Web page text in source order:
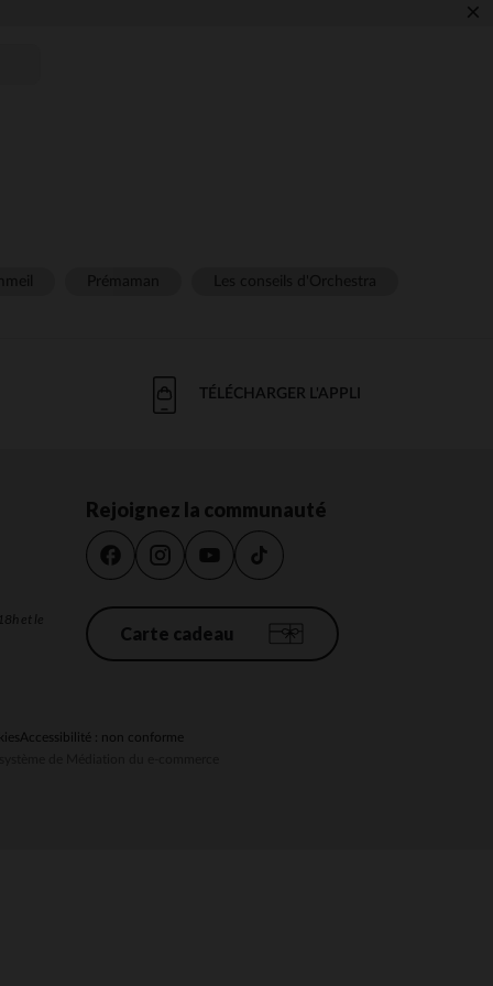
de confidentialité, en garantissant la conformité avec
×
TÉLÉCHARGER L'APPLI
et le
Rejoignez la communauté
Carte cadeau
Accessibilité : non conforme